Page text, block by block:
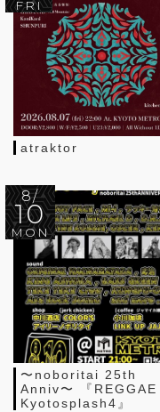
FRI
atraktor
8/
10
MON
〜noboritai 25th
Anniv〜 『REGGAE
Kyotosplash4』